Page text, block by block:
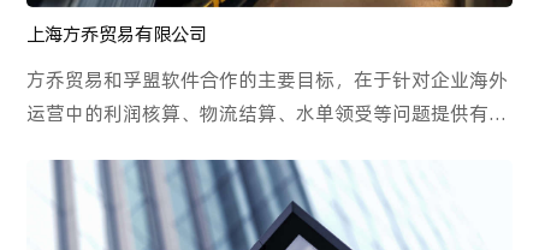
上海方乔贸易有限公司
方乔贸易和孚盟软件合作的主要目标，在于针对企业海外
运营中的利润核算、物流结算、水单领受等问题提供有效
使得费用管理得以精细化，以提高订单利润核算的精准
度，并降低订单成交的潜在风险。